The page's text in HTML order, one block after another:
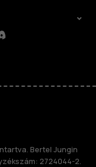
Bertel Jungin
2724044-2.